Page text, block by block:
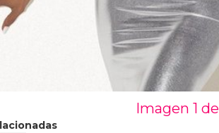
Imagen 1 de